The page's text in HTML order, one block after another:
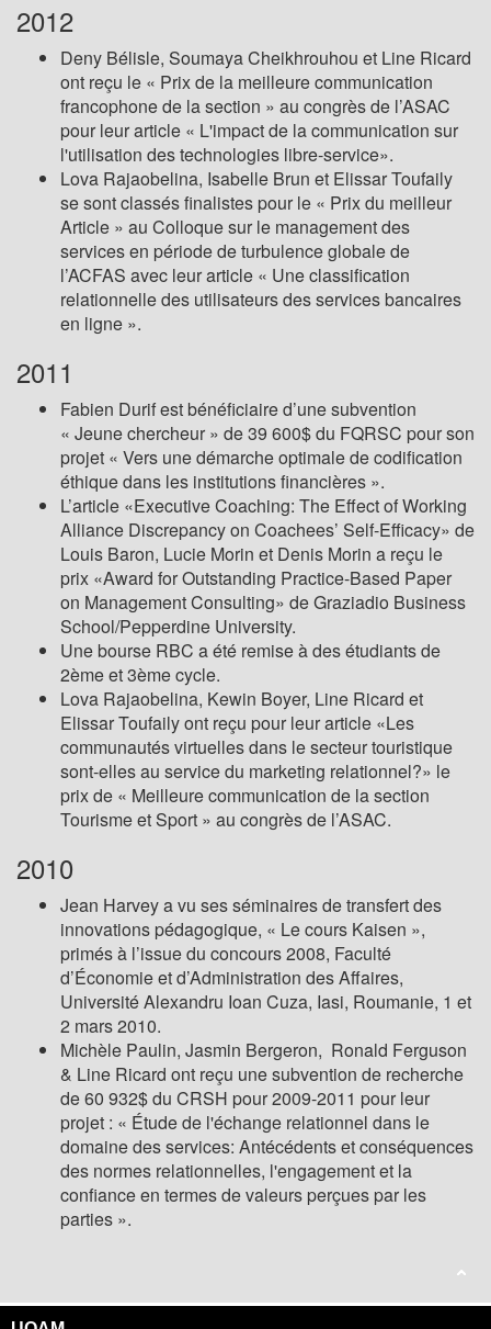
2012
Deny Bélisle, Soumaya Cheikhrouhou et Line Ricard
ont reçu le « Prix de la meilleure communication
francophone de la section » au congrès de l’ASAC
pour leur article « L'impact de la communication sur
l'utilisation des technologies libre-service».
Lova Rajaobelina, Isabelle Brun et Elissar Toufaily
se sont classés finalistes pour le « Prix du meilleur
Article » au Colloque sur le management des
services en période de turbulence globale de
l’ACFAS avec leur article « Une classification
relationnelle des utilisateurs des services bancaires
en ligne ».
2011
Fabien Durif est bénéficiaire d’une subvention
« Jeune chercheur » de 39 600$ du FQRSC pour son
projet « Vers une démarche optimale de codification
éthique dans les institutions financières ».
L’article «Executive Coaching: The Effect of Working
Alliance Discrepancy on Coachees’ Self-Efficacy» de
Louis Baron, Lucie Morin et Denis Morin a reçu le
prix «Award for Outstanding Practice-Based Paper
on Management Consulting» de Graziadio Business
School/Pepperdine University.
Une bourse RBC a été remise à des étudiants de
2ème et 3ème cycle.
Lova Rajaobelina, Kewin Boyer, Line Ricard et
Elissar Toufaily ont reçu pour leur article «Les
communautés virtuelles dans le secteur touristique
sont-elles au service du marketing relationnel?» le
prix de « Meilleure communication de la section
Tourisme et Sport » au congrès de l’ASAC.
2010
Jean Harvey a vu ses séminaires de transfert des
innovations pédagogique, « Le cours Kaisen »,
primés à l’issue du concours 2008, Faculté
d’Économie et d’Administration des Affaires,
Université Alexandru Ioan Cuza, Iasi, Roumanie, 1 et
2 mars 2010.
Michèle Paulin, Jasmin Bergeron, Ronald Ferguson
& Line Ricard ont reçu une subvention de recherche
de 60 932$ du CRSH pour 2009-2011 pour leur
projet : « Étude de l'échange relationnel dans le
domaine des services: Antécédents et conséquences
des normes relationnelles, l'engagement et la
confiance en termes de valeurs perçues par les
parties ».